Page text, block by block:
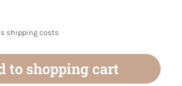
shipping costs
to shopping cart